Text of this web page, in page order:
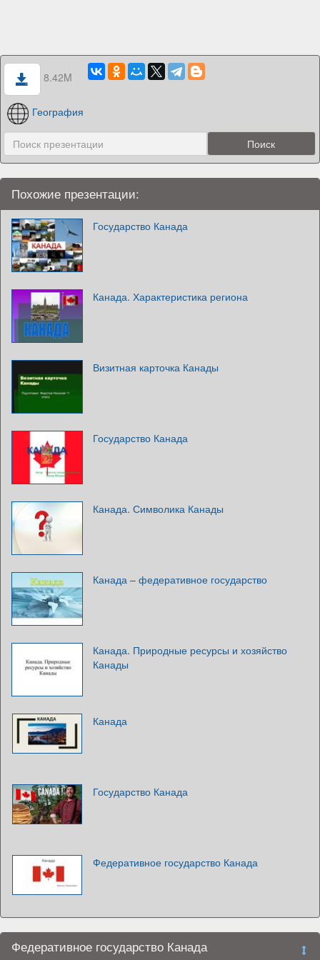
8.42M
География
Похожие презентации:
Государство Канада
Канада. Характеристика региона
Визитная карточка Канады
Государство Канада
Канада. Символика Канады
Канада – федеративное государство
Канада. Природные ресурсы и хозяйство
Канады
Канада
Государство Канада
Федеративное государство Канада
Федеративное государство Канада